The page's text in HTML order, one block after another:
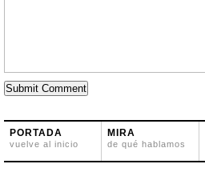
PORTADA
vuelve al inicio
MIRA
de qué hablamos